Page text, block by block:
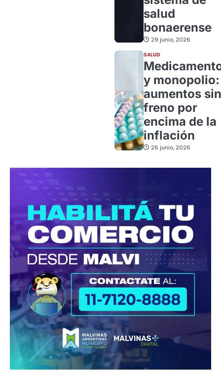
salud
bonaerense
29 junio, 2026
SALUD
y monopolio:
aumentos sin
freno por
encima de la
inflación
26 junio, 2026